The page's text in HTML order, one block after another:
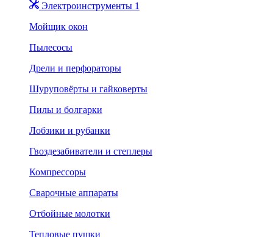
Электроинструменты 1
Мойщик окон
Пылесосы
Дрели и перфораторы
Шуруповёрты и гайковерты
Пилы и болгарки
Лобзики и рубанки
Гвоздезабиватели и степлеры
Компрессоры
Сварочные аппараты
Отбойные молотки
Тепловые пушки